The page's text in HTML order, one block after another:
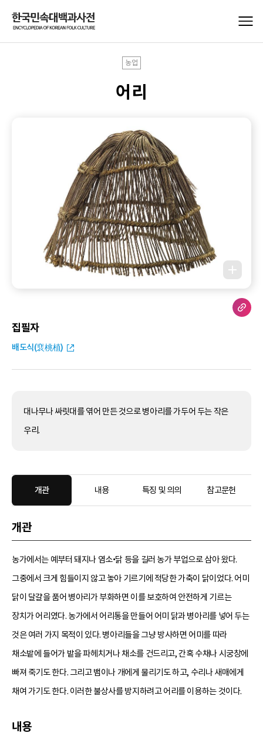
농업
어리
집필자
배도식(裵桃植)
대나무나 싸릿대를 엮어 만든 것으로 병아리를 가두어 두는 작은
우리.
개관 내용 특징 및 의의 참고문헌
개관
농가에서는 예부터 돼지나 염소•닭 등을 길러 농가 부업으로 삼아 왔다.
그중에서 크게 힘들이지 않고 놓아 기르기에 적당한 가축이 닭이었다. 어미
닭이 달걀을 품어 병아리가 부화하면 이를 보호하여 안전하게 기르는
장치가 어리였다. 농가에서 어리통을 만들어 어미 닭과 병아리를 넣어 두는
것은 여러 가지 목적이 있다. 병아리들을 그냥 방사하면 어미를 따라
채소밭에 들어가 밭을 파헤치거나 채소를 건드리고, 간혹 수채나 시궁창에
빠져 죽기도 한다. 그리고 뱀이나 개에게 물리기도 하고, 수리나 새매에게
채여 가기도 한다. 이러한 불상사를 방지하려고 어리를 이용하는 것이다.
내용